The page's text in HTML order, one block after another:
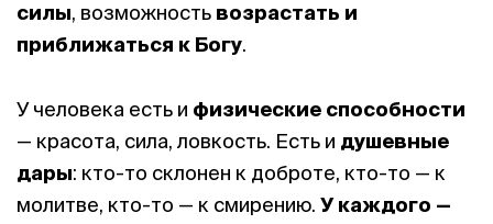
силы, возможность возрастать и
приближаться к Богу.
У человека есть и физические способности
— красота, сила, ловкость. Есть и душевные
дары: кто-то склонен к доброте, кто-то — к
молитве, кто-то — к смирению. У каждого —